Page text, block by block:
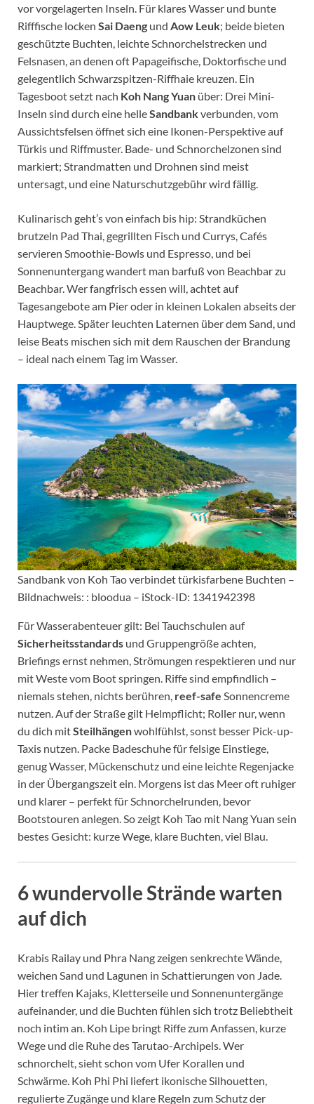
vor vorgelagerten Inseln. Für klares Wasser und bunte
Rifffische locken Sai Daeng und Aow Leuk; beide bieten
geschützte Buchten, leichte Schnorchelstrecken und
Felsnasen, an denen oft Papageifische, Doktorfische und
gelegentlich Schwarzspitzen-Riffhaie kreuzen. Ein
Tagesboot setzt nach Koh Nang Yuan über: Drei Mini-
Inseln sind durch eine helleSandbankverbunden, vom
Aussichtsfelsen öffnet sich eine Ikonen-Perspektive auf
Türkis und Riffmuster. Bade- und Schnorchelzonen sind
markiert; Strandmatten und Drohnen sind meist
untersagt, und eine Naturschutzgebühr wird fällig.
Kulinarisch geht’s von einfach bis hip: Strandküchen
brutzeln Pad Thai, gegrillten Fisch und Currys, Cafés
servieren Smoothie-Bowls und Espresso, und bei
Sonnenuntergang wandert man barfuß von Beachbar zu
Beachbar. Wer fangfrisch essen will, achtet auf
Tagesangebote am Pier oder in kleinen Lokalen abseits der
Hauptwege. Später leuchten Laternen über dem Sand, und
leise Beats mischen sich mit dem Rauschen der Brandung
– ideal nach einem Tag im Wasser.
Sandbank von Koh Tao verbindet türkisfarbene Buchten –
Bildnachweis: : bloodua – iStock-ID: 1341942398
Für Wasserabenteuer gilt: Bei Tauchschulen auf
Sicherheitsstandards und Gruppengröße achten,
Briefings ernst nehmen, Strömungen respektieren und nur
mit Weste vom Boot springen. Riffe sind empfindlich –
niemals stehen, nichts berühren, reef-safe Sonnencreme
nutzen. Auf der Straße gilt Helmpflicht; Roller nur, wenn
du dich mitSteilhängenwohlfühlst, sonst besser Pick-up-
Taxis nutzen. Packe Badeschuhe für felsige Einstiege,
genug Wasser, Mückenschutz und eine leichte Regenjacke
in der Übergangszeit ein. Morgens ist das Meer oft ruhiger
und klarer – perfekt für Schnorchelrunden, bevor
Bootstouren anlegen. So zeigt Koh Tao mit Nang Yuan sein
bestes Gesicht: kurze Wege, klare Buchten, viel Blau.
6 wundervolle Strände warten
auf dich
Krabis Railay und Phra Nang zeigen senkrechte Wände,
weichen Sand und Lagunen in Schattierungen von Jade.
Hier treffen Kajaks, Kletterseile und Sonnenuntergänge
aufeinander, und die Buchten fühlen sich trotz Beliebtheit
noch intim an. Koh Lipe bringt Riffe zum Anfassen, kurze
Wege und die Ruhe des Tarutao-Archipels. Wer
schnorchelt, sieht schon vom Ufer Korallen und
Schwärme. Koh Phi Phi liefert ikonische Silhouetten,
regulierte Zugänge und klare Regeln zum Schutz der